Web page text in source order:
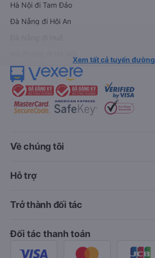
Hà Nội đi Tam Đảo
Đà Nẵng đi Hội An
Xem tất cả tuyến đường
Về chúng tôi
Hỗ trợ
Trở thành đối tác
Đối tác thanh toán